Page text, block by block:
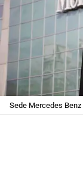
Sede Mercedes Benz